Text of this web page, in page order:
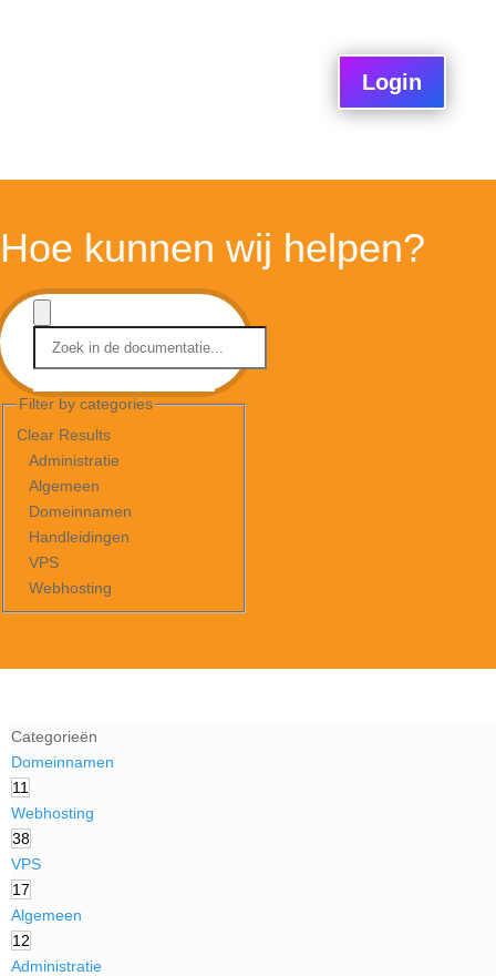
Login
Hoe kunnen wij helpen?
Filter by categories
Clear Results
Administratie
Algemeen
Domeinnamen
Handleidingen
VPS
Webhosting
Categorieën
Domeinnamen
11
Webhosting
38
VPS
17
Algemeen
12
Administratie